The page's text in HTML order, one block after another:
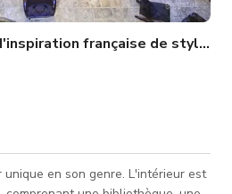
française de style
en son genre. L'intérieur est